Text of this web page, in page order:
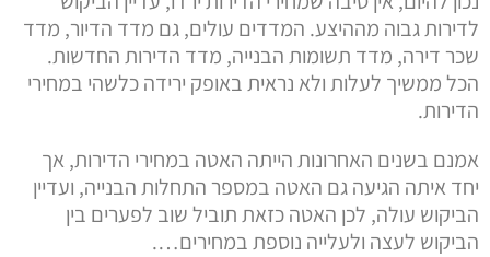
לדירות גבוה מההיצע. המדדים עולים, גם מדד הדיור, מדד
שכר דירה, מדד תשומות הבנייה, מדד הדירות החדשות.
הכל ממשיך לעלות ולא נראית באופק ירידה כלשהי במחירי
הדירות.
אמנם בשנים האחרונות הייתה האטה במחירי הדירות, אך
יחד איתה הגיעה גם האטה במספר התחלות הבנייה, ועדיין
הביקוש עולה, לכן האטה כזאת תוביל שוב לפערים בין
הביקוש לעצה ולעלייה נוספת במחירים….